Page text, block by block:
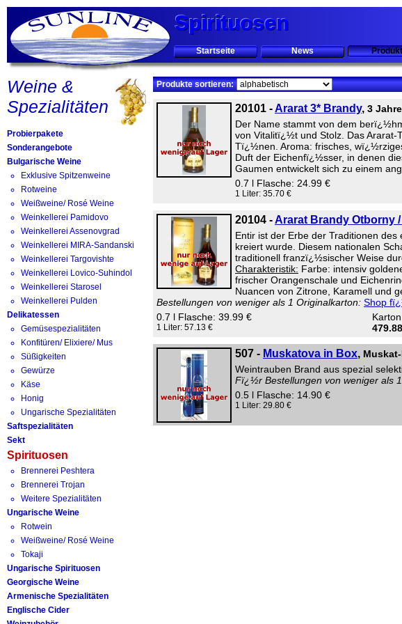
Startseite News
Spirituosen
Spirituosen
Spirituosen
Weine &
Spezialitäten
Probierpakete
Sonderangebote
Bulgarische Weine
Exklusive Spitzenweine
Rotweine
Weißweine/ Rosé Weine
Weinkellerei Pamidovo
Weinkellerei Assenovgrad
Weinkellerei MIRA-Sandanski
Weinkellerei Targovishte
Weinkellerei Lovico-Suhindol
Weinkellerei Starosel
Weinkellerei Pulden
Delikatessen
Gemüsespezialitäten
Konfitüren/ Elixiere/ Mus
Süßigkeiten
Gewürze
Käse
Honig
Ungarische Spezialitäten
Saftspezialitäten
Sekt
Spirituosen
Brennerei Peshtera
Brennerei Trojan
Weitere Spezialitäten
Ungarische Weine
Rotwein
Weißweine/ Rosé Weine
Tokaji
Ungarische Spirituosen
Georgische Weine
Armenische Spezialitäten
Englische Cider
Produkte sortieren:
20101 -Ararat 3* Brandy, 3 Jahre
Der Name stammt von dem
von Vitalitï¿½t und Stolz. Das Ararat-
Tï¿½nen. Aroma: frisches,
Duft der Eichenfï¿½sser, in denen
Gaumen entwickelt sich zu einem
0.7 l Flasche: 24.99 €
1 Liter: 35.70 €
20104 -Ararat Brandy Otborny
Entir ist der Erbe der Traditionen
kreiert wurde. Diesem nationalen
traditionell franzï¿½sischer Weise
Charakteristik: Farbe: intensiv
frischer Orangenschale und
Nuancen von Zitrone, Karamell und
Bestellungen von weniger als 1 Originalkarton: Shop
0.7 l Flasche: 39.99 €
1 Liter: 57.13 €
507 - Muskatova in Box,
Weintrauben Brand aus spezial
Fï¿½r Bestellungen von weniger als
0.5 l Flasche: 14.90 €
1 Liter: 29.80 €